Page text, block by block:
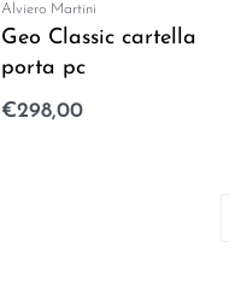
Alviero Martini
Geo Classic cartella
porta pc
€298,00